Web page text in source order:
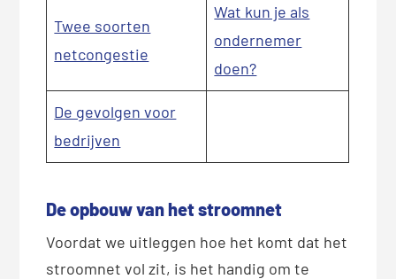
Twee soorten
netcongestie
Wat kun je als
ondernemer
doen?
De gevolgen voor
bedrijven
De opbouw van het stroomnet
Voordat we uitleggen hoe het komt dat het
stroomnet vol zit, is het handig om te